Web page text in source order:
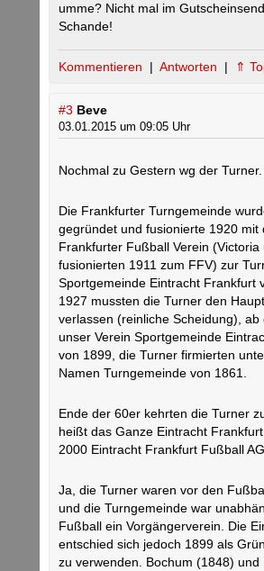
umme? Nicht mal im
Schande!
Kommentieren | Antworten | ⇑
#3 Beve
03.01.2015 um 09:05 Uhr
Nochmal zu Gestern wg der Turner.
Die Frankfurter Turngemeinde
gegründet und fusionierte 1920 mit
Frankfurter Fußball Verein (Victoria
fusionierten 1911 zum FFV) zur
Sportgemeinde Eintracht Frankfurt
1927 mussten die Turner den
verlassen (reinliche Scheidung), ab
unser Verein Sportgemeinde
von 1899, die Turner firmierten
Namen Turngemeinde von 1861.
Ende der 60er kehrten die Turner
heißt das Ganze Eintracht
2000 Eintracht Frankfurt Fußball AG.
Ja, die Turner waren vor den
und die Turngemeinde war
Fußball ein Vorgängerverein. Die
entschied sich jedoch 1899 als
zu verwenden. Bochum (1848) und